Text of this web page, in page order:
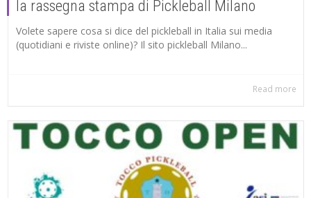
la rassegna stampa di Pickleball Milano
Volete sapere cosa si dice del pickleball in Italia sui media
(quotidiani e riviste online)? Il sito pickleball Milano...
Read more